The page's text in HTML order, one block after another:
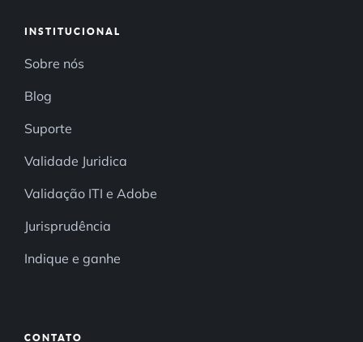
INSTITUCIONAL
Sobre nós
Blog
Suporte
Validade Juridica
Validação ITI e Adobe
Jurisprudência
Indique e ganhe
CONTATO